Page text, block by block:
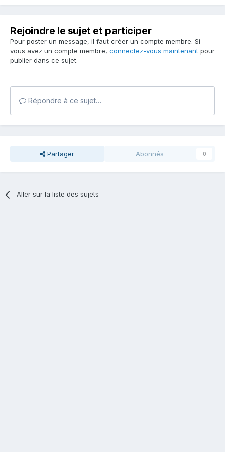
Rejoindre le sujet et participer
Pour poster un message, il faut créer un compte membre. Si
vous avez un compte membre, connectez-vous maintenant pour
publier dans ce sujet.
Répondre à ce sujet…
Partager Abonnés 0
Aller sur la liste des sujets